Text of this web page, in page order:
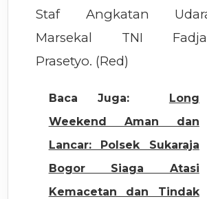
Staf Angkatan
Marsekal TNI
Prasetyo. (Red)
Baca Juga:
Long
Weekend Aman dan
Lancar: Polsek Sukaraja
Bogor Siaga Atasi
Kemacetan dan Tindak